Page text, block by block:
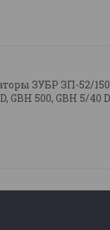
ЗУБР ЗП-52/1500
GBH 500, GBH 5/40